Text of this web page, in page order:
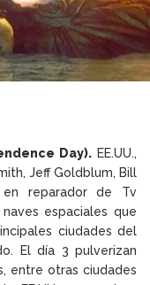
Day).EE.UU.,
Jeff Goldblum, Bill
en reparador de Tv
espaciales que
ciudades del
El día 3 pulverizan
entre otras ciudades